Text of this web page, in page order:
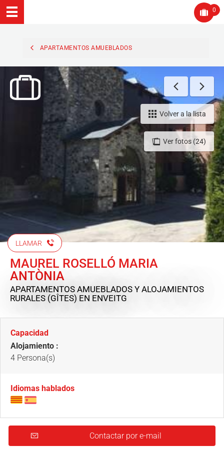
0
APARTAMENTOS AMUEBLADOS
Ver fotos (24)
Volver a la lista
LLAMAR
MAUREL ROSELLÓ MARIA
ANTÒNIA
APARTAMENTOS AMUEBLADOS Y ALOJAMIENTOS
RURALES (GÎTES) EN ENVEITG
Capacidad
Alojamiento :
4 Persona(s)
Idiomas hablados
Contactar por e-mail